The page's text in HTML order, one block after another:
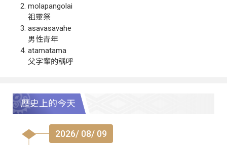
molapangolai
祖靈祭
asavasavahe
男性青年
atamatama
父字輩的稱呼
歷史上的今天
2026/ 08/ 09